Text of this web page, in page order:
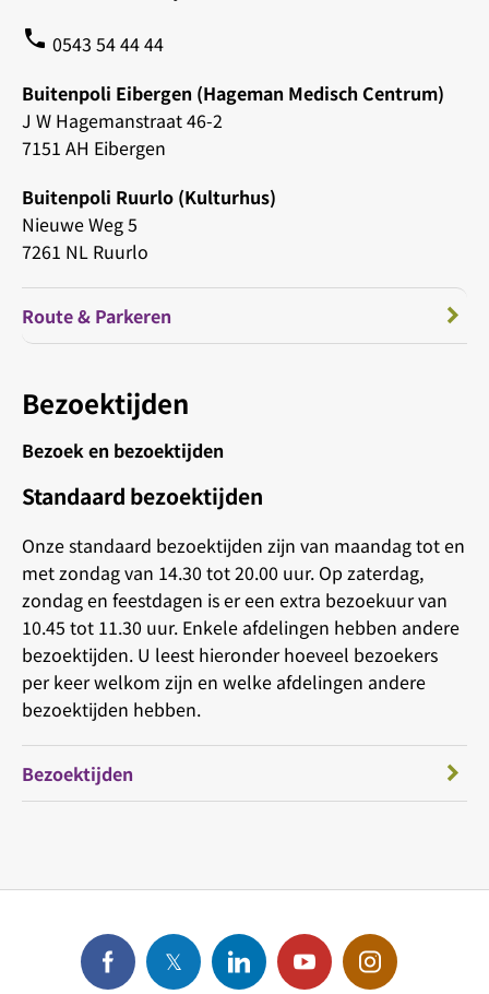
phone 0543 54 44 44
Buitenpoli Eibergen (Hageman Medisch Centrum)
J W Hagemanstraat 46-2
7151 AH Eibergen
Buitenpoli Ruurlo (Kulturhus)
Nieuwe Weg 5
7261 NL Ruurlo
Route & Parkeren
Bezoektijden
Bezoek en bezoektijden
Standaard bezoektijden
Onze standaard bezoektijden zijn van maandag tot en
met zondag van 14.30 tot 20.00 uur. Op zaterdag,
zondag en feestdagen is er een extra bezoekuur van
10.45 tot 11.30 uur. Enkele afdelingen hebben andere
bezoektijden. U leest hieronder hoeveel bezoekers
per keer welkom zijn en welke afdelingen andere
bezoektijden hebben.
Bezoektijden